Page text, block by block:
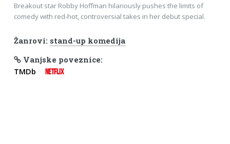
Breakout star Robby Hoffman hilariously pushes the limits of
comedy with red-hot, controversial takes in her debut special.
Žanrovi: stand-up komedija
Vanjske poveznice:
TMDb NETFLIX